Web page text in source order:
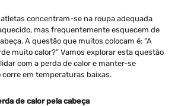
concentram-se na roupa adequada
mas frequentemente esquecem de
A questão que muitos colocam é: “A
muito calor?” Vamos explorar esta questão
com a perda de calor e manter-se
em temperaturas baixas.
de calor pela cabeça